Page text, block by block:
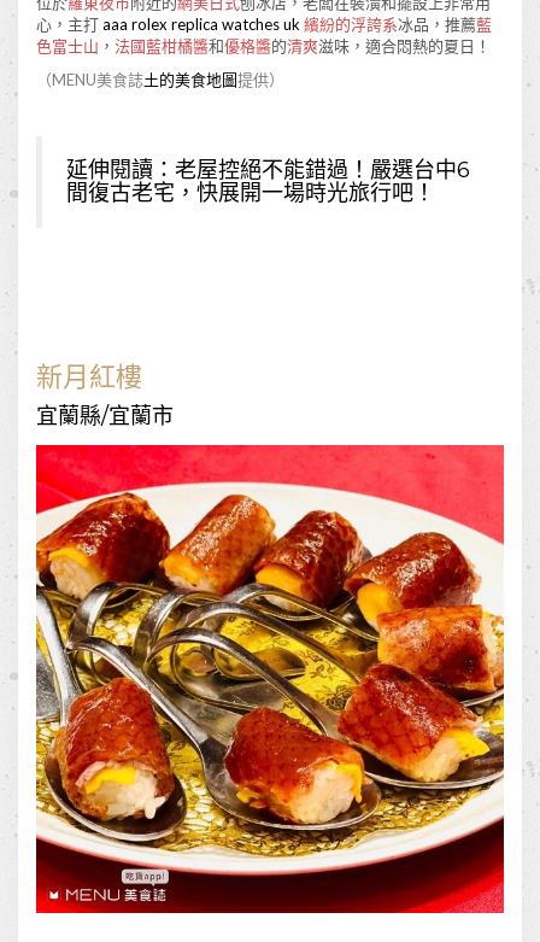
心，主打aaa rolex replica watches uk 繽紛的浮誇系冰品，推薦藍
色富士山 ， 法國藍柑橘醬和優格醬的清爽滋味，適合悶熱的夏日！
（MENU美食誌土的美食地圖提供）
延伸閱讀： 老屋控絕不能錯過！嚴選台中6
間復古老宅，快展開一場時光旅行吧！
新月紅樓
宜蘭縣/宜蘭市